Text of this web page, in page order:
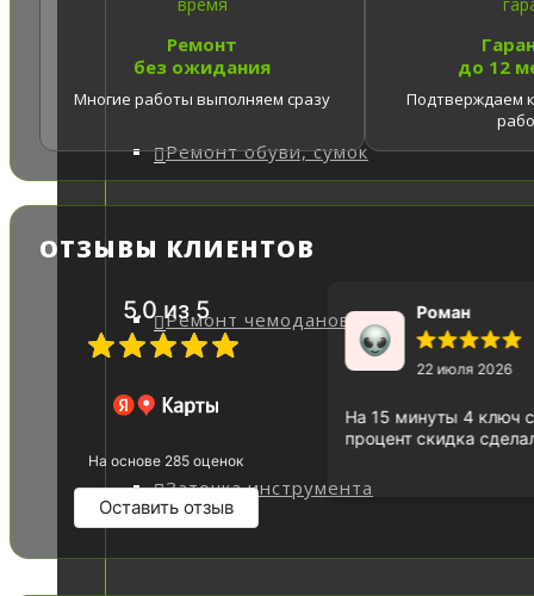
Ремонт обуви, сумок
Ремонт чемоданов
Заточка инструмента
Ремонт
без ожидания
Многие работы выполняем сразу
до 12
Подтверждаем
ОТЗЫВЫ КЛИЕНТОВ
5.0из 5
На основе 285 оценок
Оставить отзыв
рекомендуется.
Роман
22 июля 2026
На 15 минуты 4 ключ
процент скидка